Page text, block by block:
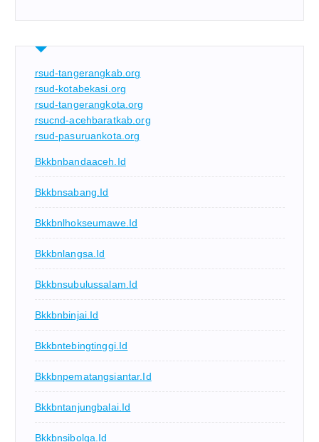
rsud-tangerangkab.org
rsud-kotabekasi.org
rsud-tangerangkota.org
rsucnd-acehbaratkab.org
rsud-pasuruankota.org
Bkkbnbandaaceh.id
Bkkbnsabang.id
Bkkbnlhokseumawe.id
Bkkbnlangsa.id
Bkkbnsubulussalam.id
Bkkbnbinjai.id
Bkkbntebingtinggi.id
Bkkbnpematangsiantar.id
Bkkbntanjungbalai.id
Bkkbnsibolga.id